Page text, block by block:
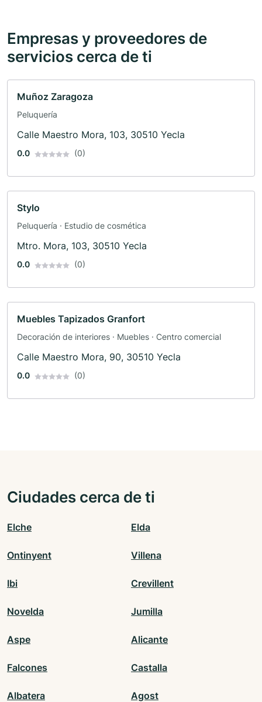
Empresas y proveedores de
servicios cerca de ti
Muñoz Zaragoza
Peluquería
Calle Maestro Mora, 103, 30510 Yecla
0.0 (0)
Stylo
Peluquería · Estudio de cosmética
Mtro. Mora, 103, 30510 Yecla
0.0 (0)
Muebles Tapizados Granfort
Decoración de interiores · Muebles · Centro comercial
Calle Maestro Mora, 90, 30510 Yecla
0.0 (0)
Ciudades cerca de ti
Elche Elda
Ontinyent Villena
Ibi Crevillent
Novelda Jumilla
Aspe Alicante
Falcones Castalla
Albatera Agost